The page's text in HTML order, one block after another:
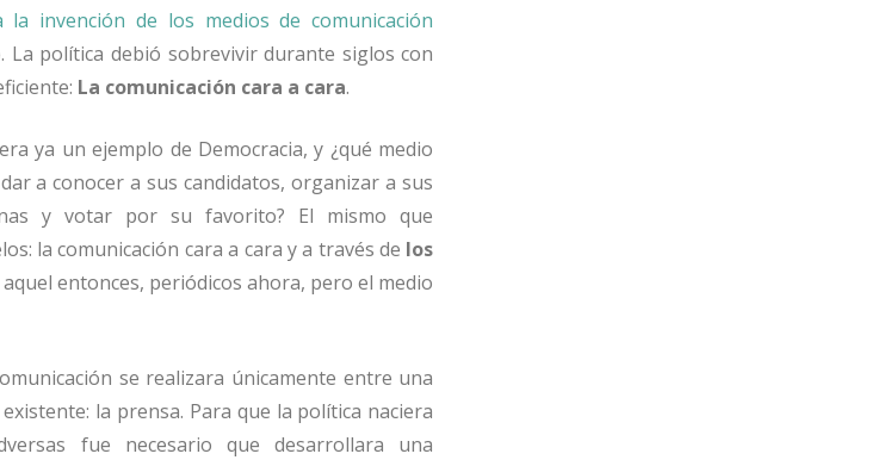
invención de los medios de comunicación
política debió sobrevivir durante siglos con
La comunicación cara a cara.
ya un ejemplo de Democracia, y ¿qué medio
a conocer a sus candidatos, organizar a sus
y votar por su favorito? El mismo que
la comunicación cara a cara y a través de los
entonces, periódicos ahora, pero el medio
se realizara únicamente entre una
la prensa. Para que la política naciera
fue necesario que desarrollara una